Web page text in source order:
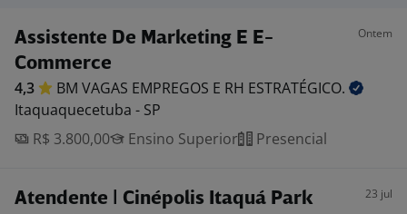
Assistente De Marketing E E-
Commerce
Ontem
4,3 BM VAGAS EMPREGOS E RH ESTRATÉGICO.
Itaquaquecetuba - SP
R$ 3.800,00
Ensino Superior Presencial
Atendente | Cinépolis Itaquá Park
23 jul